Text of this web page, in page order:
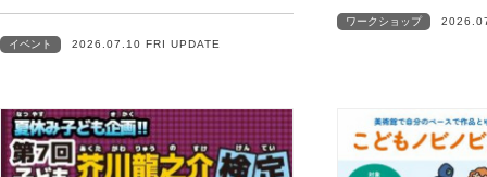
イベント 2026.07.10 FRI UPDATE
ワークショップ